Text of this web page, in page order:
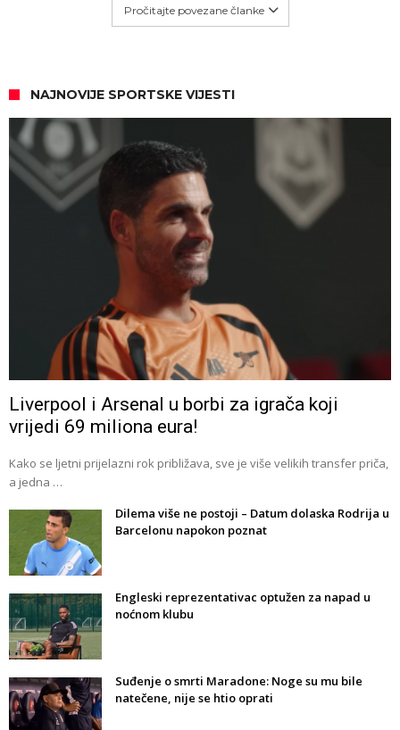
Pročitajte povezane članke
NAJNOVIJE SPORTSKE VIJESTI
Liverpool i Arsenal u borbi za igrača koji
vrijedi 69 miliona eura!
Kako se ljetni prijelazni rok približava, sve je više velikih transfer priča,
a jedna …
Dilema više ne postoji – Datum dolaska Rodrija u
Barcelonu napokon poznat
Engleski reprezentativac optužen za napad u
noćnom klubu
Suđenje o smrti Maradone: Noge su mu bile
natečene, nije se htio oprati